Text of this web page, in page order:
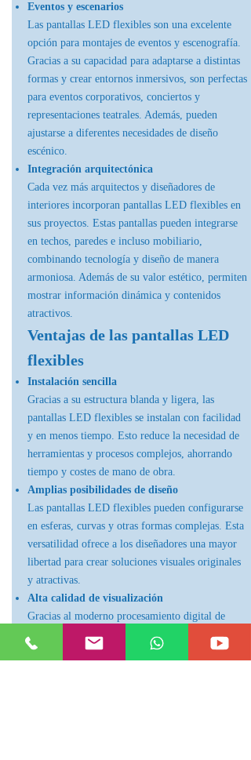
Eventos y escenarios
Las pantallas LED flexibles son una excelente
opción para montajes de eventos y escenografía.
Gracias a su capacidad para adaptarse a distintas
formas y crear entornos inmersivos, son perfectas
para eventos corporativos, conciertos y
representaciones teatrales. Además, pueden
ajustarse a diferentes necesidades de diseño
escénico.
Integración arquitectónica
Cada vez más arquitectos y diseñadores de
interiores incorporan pantallas LED flexibles en
sus proyectos. Estas pantallas pueden integrarse
en techos, paredes e incluso mobiliario,
combinando tecnología y diseño de manera
armoniosa. Además de su valor estético, permiten
mostrar información dinámica y contenidos
atractivos.
Ventajas de las pantallas LED
flexibles
Instalación sencilla
Gracias a su estructura blanda y ligera, las
pantallas LED flexibles se instalan con facilidad
y en menos tiempo. Esto reduce la necesidad de
herramientas y procesos complejos, ahorrando
tiempo y costes de mano de obra.
Amplias posibilidades de diseño
Las pantallas LED flexibles pueden configurarse
en esferas, curvas y otras formas complejas. Esta
versatilidad ofrece a los diseñadores una mayor
libertad para crear soluciones visuales originales
y atractivas.
Alta calidad de visualización
Gracias al moderno procesamiento digital de
vídeo y a la tecnología de escaneo distribuido,
nuestras pantallas ofrecen imágenes en alta